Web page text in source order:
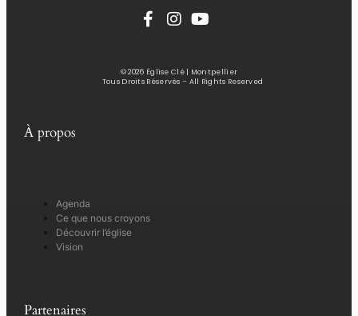
© 2026 Église Clé | Montpellier
Tous Droits Réservés – All Rights Reserved
À propos
Agenda
Ce que nous croyons
Découvrir l’église
Vision
Partenaires